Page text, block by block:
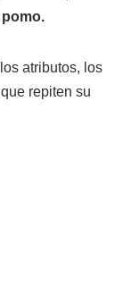
atributos, los
repiten su